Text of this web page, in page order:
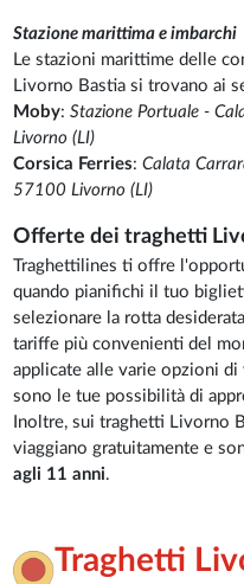
Stazione marittima e imbarchi
Le stazioni marittime delle
Livorno Bastia si trovano ai
Moby:Stazione Portuale -
Livorno (LI)
Corsica Ferries:Calata
57100 Livorno (LI)
Offerte dei traghetti
Traghettilines ti offre
quando pianifichi il tuo
selezionare la rotta
tariffe più convenienti del
applicate alle varie opzioni
sono le tue possibilità di
Inoltre, sui traghetti Livorno
viaggiano gratuitamente e
agli 11 anni.
Traghetti